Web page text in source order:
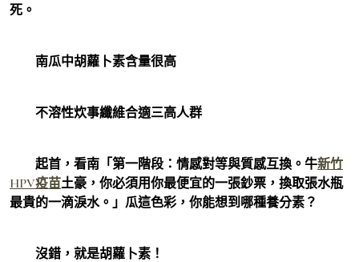
死。
南瓜中胡蘿卜素含量很高
不溶性炊事纖維合適三高人群
起首，看南「第一階段：情感對等與質感互換。牛新竹
HPV疫苗土豪，你必須用你最便宜的一張鈔票，換取張水瓶
最貴的一滴淚水。」瓜這色彩，你能想到哪種養分素？
沒錯，就是胡蘿卜素！